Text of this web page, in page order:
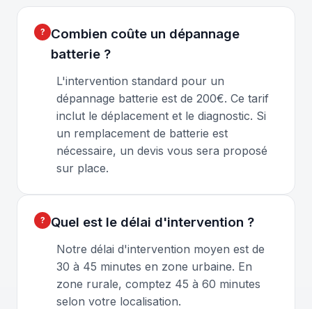
Combien coûte un dépannage
batterie ?
L'intervention standard pour un
dépannage batterie est de 200€. Ce tarif
inclut le déplacement et le diagnostic. Si
un remplacement de batterie est
nécessaire, un devis vous sera proposé
sur place.
Quel est le délai d'intervention ?
Notre délai d'intervention moyen est de
30 à 45 minutes en zone urbaine. En
zone rurale, comptez 45 à 60 minutes
selon votre localisation.